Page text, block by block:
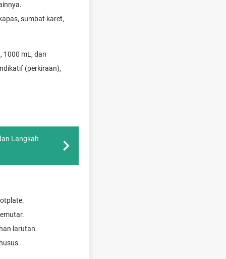
sumbat karet,
1000 mL, dan
(perkiraan),
Langkah
larutan.